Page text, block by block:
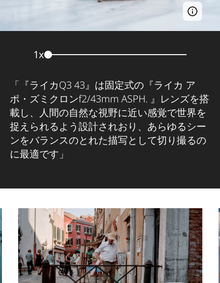
1x
「『ライカQ3 43』は固定式の『ライカ ア
ポ・ズミクロンf2/43mm ASPH. 』レンズを搭
載し、人間の自然な視野に近い感覚で世界を
捉えられるよう設計されおり、あらゆるシー
ンをバランスのとれた描写として切り撮るの
に最適です」